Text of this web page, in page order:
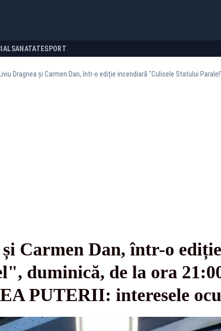
SANATATESPORT
Carmen Dan, într-o
duminică, de la ora
PUTERII: interesele